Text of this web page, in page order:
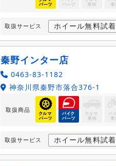
取扱サービス ホイール無料試着
秦野インター店
0463-83-1182
神奈川県秦野市落合376-1
取扱商品
取扱サービス ホイール無料試着